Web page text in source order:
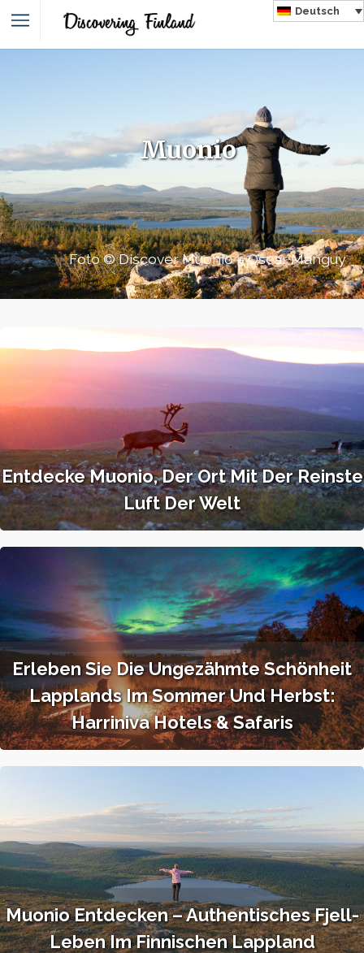
Deutsch
Muonio
Foto © Discover Muonio – Oscar Manguy
Entdecke Muonio, Der Ort Mit Der Reinste
Luft Der Welt
Erleben Sie Die Ungezähmte Schönheit
Lapplands Im Sommer Und Herbst:
Harriniva Hotels & Safaris
Muonio Entdecken – Authentisches Fjell-
Leben Im Finnischen Lappland